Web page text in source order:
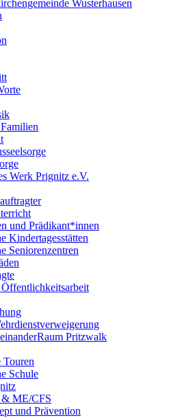
Wusterhausen
Werk Prignitz e.V.
und Prädikant*innen
Kindertagesstätten
Seniorenzentren
Öffentlichkeitsarbeit
Pritzwalk
Schule
ME/CFS
und Prävention